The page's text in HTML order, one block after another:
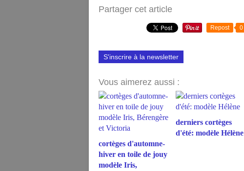
Partager cet article
Repost 0
S'inscrire à la newsletter
Vous aimerez aussi :
cortèges d'automne-
hiver en toile de jouy
modèle Iris,
derniers cortèges
d'été: modèle Hélène